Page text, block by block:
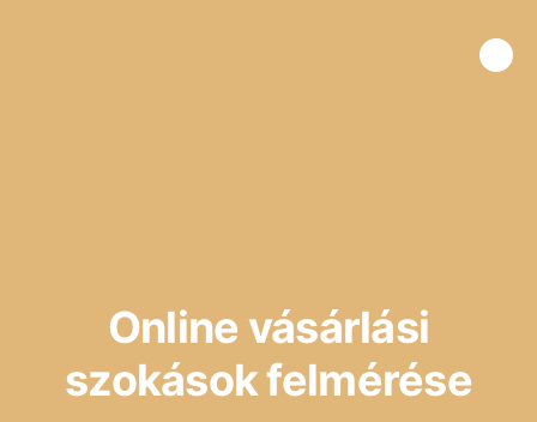
Online vásárlási
szokások felmérése